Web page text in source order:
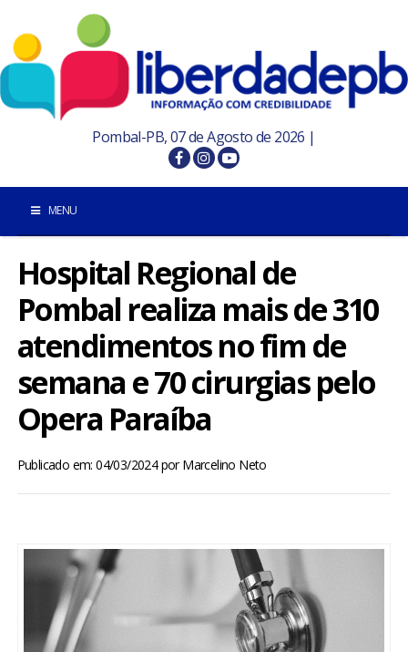
Pombal-PB, 07 de Agosto de 2026 |
MENU
INÍCIO
POMBAL E REGIÃO
BRASIL
MUNDO
ENTRETENIMENTO
ENQUETE
Hospital Regional de
Pombal realiza mais de 310
atendimentos no fim de
semana e 70 cirurgias pelo
Opera Paraíba
Publicado em: 04/03/2024porMarcelino Neto